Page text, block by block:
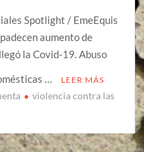
Spotlight / EmeEquis
aumento de
la Covid-19. Abuso
…
LEER MÁS
violencia contra las